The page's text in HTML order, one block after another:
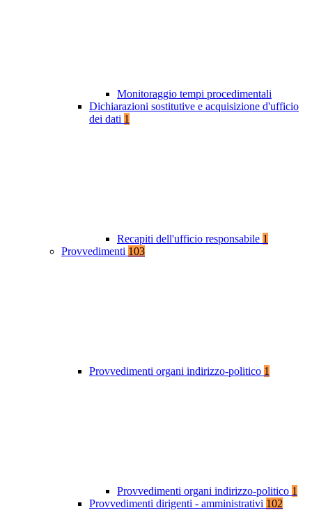
Monitoraggio tempi procedimentali
Dichiarazioni sostitutive e acquisizione d'ufficio
dei dati 1
Recapiti dell'ufficio responsabile 1
Provvedimenti 103
Provvedimenti organi indirizzo-politico 1
Provvedimenti organi indirizzo-politico 1
Provvedimenti dirigenti - amministrativi 102